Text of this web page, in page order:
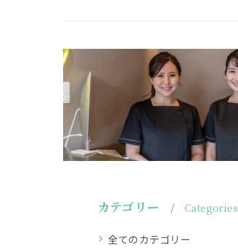
カテゴリー Categories
全てのカテゴリー